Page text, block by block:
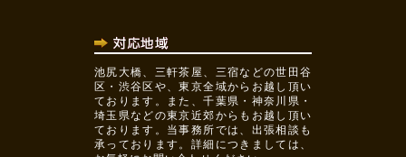
池尻大橋、三軒茶屋、三宿などの世田谷
区・渋谷区や、東京全域からお越し頂い
ております。また、千葉県・神奈川県・
埼玉県などの東京近郊からもお越し頂い
ております。当事務所では、出張相談も
承っております。詳細につきましては、